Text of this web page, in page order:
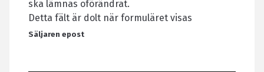
ska lämnas oförändrat.
Detta fält är dolt när formuläret visas
Säljaren epost